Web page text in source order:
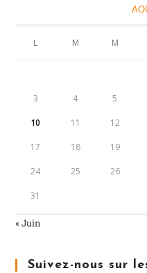
L M M
3 4 5
10 11 12
17 18 19
24 25 26
31
« Juin
Suivez-nous sur